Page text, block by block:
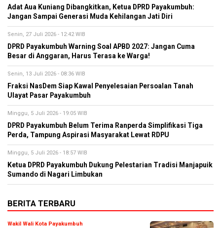
Adat Aua Kuniang Dibangkitkan, Ketua DPRD Payakumbuh:
Jangan Sampai Generasi Muda Kehilangan Jati Diri
Senin, 27 Juli 2026 - 12:42 WIB
DPRD Payakumbuh Warning Soal APBD 2027: Jangan Cuma
Besar di Anggaran, Harus Terasa ke Warga!
Senin, 13 Juli 2026 - 08:36 WIB
Fraksi NasDem Siap Kawal Penyelesaian Persoalan Tanah
Ulayat Pasar Payakumbuh
Minggu, 5 Juli 2026 - 19:05 WIB
DPRD Payakumbuh Belum Terima Ranperda Simplifikasi Tiga
Perda, Tampung Aspirasi Masyarakat Lewat RDPU
Minggu, 5 Juli 2026 - 18:57 WIB
Ketua DPRD Payakumbuh Dukung Pelestarian Tradisi Manjapuik
Sumando di Nagari Limbukan
BERITA TERBARU
Wakil Wali Kota Payakumbuh